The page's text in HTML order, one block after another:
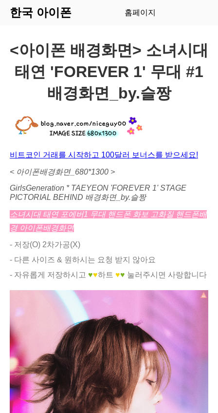
한국 아이폰 홈페이지
<아이폰 배경화면> 소녀시대
태연 'FOREVER 1' 무대 #1
배경화면_by.슬짱
비트코인 거래를 시작하고 100달러 보너스를 받으세요!
< 아이폰배경화면_680*1300 >
GirlsGeneration * TAEYEON 'FOREVER 1' STAGE
PICTORIAL BEHIND 배경화면_by.슬짱​
소녀시대 태연 포에버1 무대 핸드폰 화보 고화질 핸드폰배
경 아이폰배경화면
- 저장(O) 2차가공(X)
- 다른 사이즈 & 원하시는 요청 받지 않아요
- 자유롭게 저장하시고 ♥♥하트 ♥♥ 눌러주시면 사랑합니다